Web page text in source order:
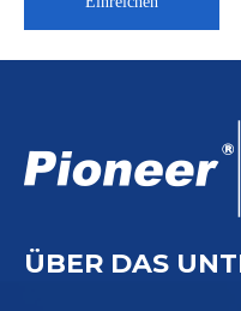
ÜBER DAS